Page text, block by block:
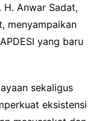
H. Anwar Sadat,
menyampaikan
yang baru
sekaligus
eksistensi